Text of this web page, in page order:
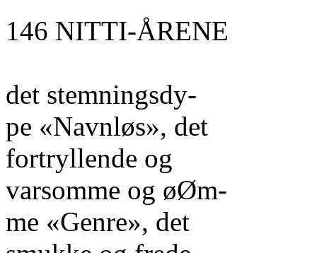
146 NITTI-ÅRENE
det stemningsdy-
pe «Navnløs», det
fortryllende og
varsomme og øØm-
me «Genre», det